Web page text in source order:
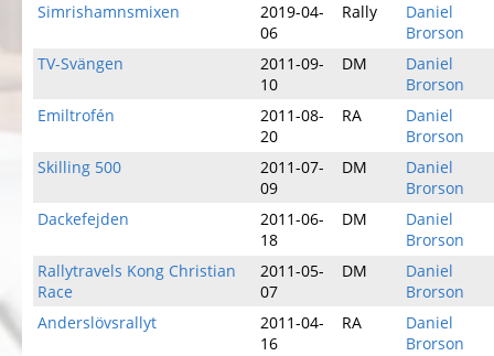
Simrishamnsmixen
2019-04-
06
Rally
Daniel
Brorson
TV-Svängen
2011-09-
10
DM
Daniel
Brorson
Emiltrofén
2011-08-
20
RA
Daniel
Brorson
Skilling 500
2011-07-
09
DM
Daniel
Brorson
Dackefejden
2011-06-
18
DM
Daniel
Brorson
Rallytravels Kong Christian
Race
2011-05-
07
DM
Daniel
Brorson
Anderslövsrallyt
2011-04-
16
RA
Daniel
Brorson